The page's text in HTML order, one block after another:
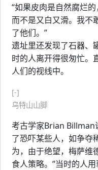
“如果皮肉是自然腐烂
而不是又白又滑。我不
了他们。”
遗址里还发现了石器、
时的人离开得很匆忙。
人们的视线中。
[-]
乌特山山脚
考古学家Brian Billman
了恐吓某些人，如争夺
为，由于绝望，梅萨维
食人策略。”当时的人